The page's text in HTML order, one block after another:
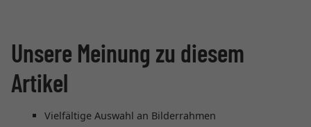
Unsere Meinung zu diesem
Artikel
Vielfältige Auswahl an Bilderrahmen